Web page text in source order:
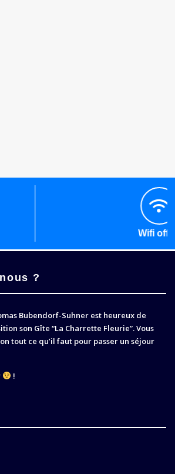
?
Bubendorf-Suhner est heureux de
son Gîte La Charrette Fleurie . Vous
tout ce qu’il faut pour passer un séjour
!